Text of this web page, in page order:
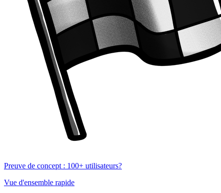
Preuve de concept : 100+ utilisateurs?
Vue d'ensemble rapide